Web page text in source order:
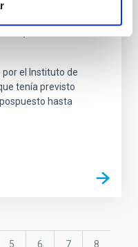
para la ciencia
el Instituto de
tenía previsto
hasta
Página
5 Página
6 Página
7 Página
8